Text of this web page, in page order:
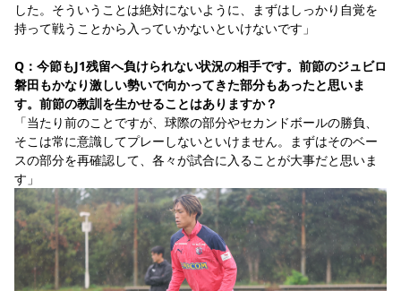
した。そういうことは絶対にないように、まずはしっかり自覚を
持って戦うことから入っていかないといけないです」
Q：今節もJ1残留へ負けられない状況の相手です。前節のジュビロ
磐田もかなり激しい勢いで向かってきた部分もあったと思いま
す。前節の教訓を生かせることはありますか？
「当たり前のことですが、球際の部分やセカンドボールの勝負、
そこは常に意識してプレーしないといけません。まずはそのベー
スの部分を再確認して、各々が試合に入ることが大事だと思いま
す」